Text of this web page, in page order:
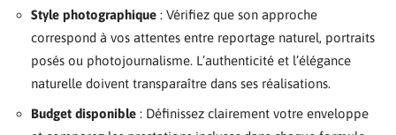
Style photographique : Vérifiez que son approche
correspond à vos attentes entre reportage naturel, portraits
posés ou photojournalisme. L’authenticité et l’élégance
naturelle doivent transparaître dans ses réalisations.
Budget disponible : Définissez clairement votre enveloppe